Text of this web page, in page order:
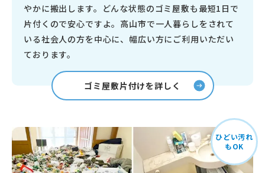
やかに搬出します。どんな状態のゴミ屋敷も最短1日で
片付くので安心ですよ。高山市で一人暮らしをされて
いる社会人の方を中心に、幅広い方にご利用いただい
ております。
ゴミ屋敷片付けを詳しく
ひどい汚れ
もOK